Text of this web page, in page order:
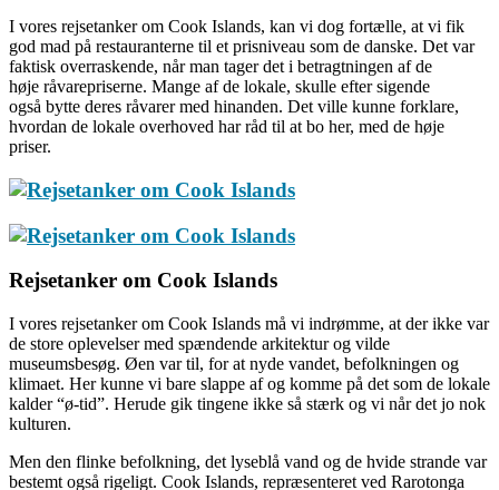
I vores rejsetanker om Cook Islands, kan vi dog fortælle, at vi fik
god mad på restauranterne til et prisniveau som de danske. Det var
faktisk overraskende, når man tager det i betragtningen af de
høje råvarepriserne. Mange af de lokale, skulle efter sigende
også bytte deres råvarer med hinanden. Det ville kunne forklare,
hvordan de lokale overhoved har råd til at bo her, med de høje
priser.
Rejsetanker om Cook Islands
I vores rejsetanker om Cook Islands må vi indrømme, at der ikke var
de store oplevelser med spændende arkitektur og vilde
museumsbesøg. Øen var til, for at nyde vandet, befolkningen og
klimaet. Her kunne vi bare slappe af og komme på det som de lokale
kalder “ø-tid”. Herude gik tingene ikke så stærk og vi når det jo nok
kulturen.
Men den flinke befolkning, det lyseblå vand og de hvide strande var
bestemt også rigeligt. Cook Islands, repræsenteret ved Rarotonga